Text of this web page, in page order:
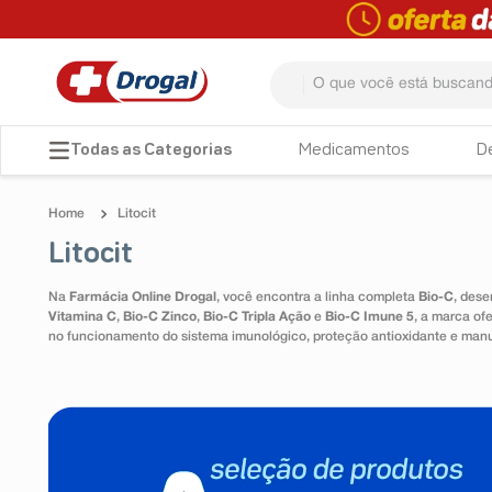
Medicamentos
Litocit
Litocit
Na Farmácia Online Drogal , você encontra a linha completa Bio-C,
Vitamina C, Bio-C Zinco, Bio-C Tripla Ação e Bio-C Imune 5, a marca
no funcionamento do sistema imunológico, proteção antioxidante e
TERMOS MAIS BUSCADOS
4º lenço umedecido
5º tadalafila
º
teste gravidez